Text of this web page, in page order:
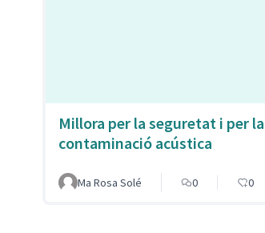
Millora per la seguretat i per la
contaminació acústica
Ma Rosa Solé 0 0